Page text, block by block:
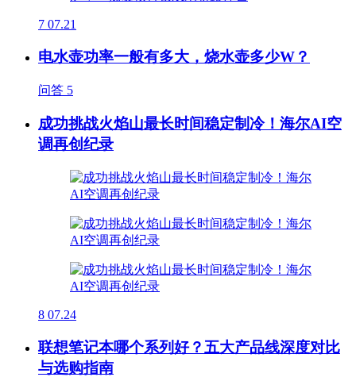
7 07.21
电水壶功率一般有多大，烧水壶多少W？
问答 5
成功挑战火焰山最长时间稳定制冷！海尔AI空
调再创纪录
8 07.24
联想笔记本哪个系列好？五大产品线深度对比
与选购指南